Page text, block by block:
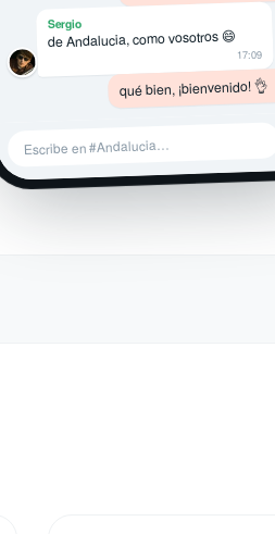
Sergio
de Andalucia, como vosotros 😄
17:09
qué bien, ¡bienvenido! 👌
Escribe en #Andalucia…